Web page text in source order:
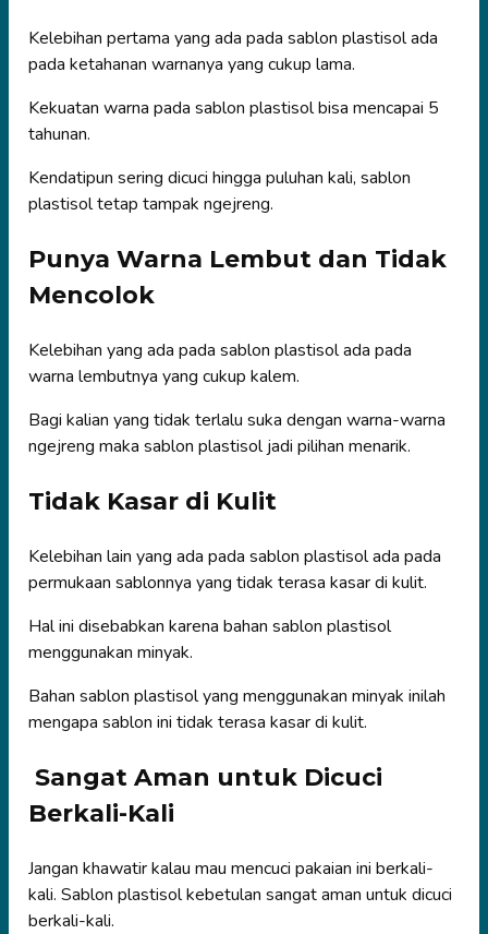
Kelebihan pertama yang ada pada sablon plastisol ada
pada ketahanan warnanya yang cukup lama.
Kekuatan warna pada sablon plastisol bisa mencapai 5
tahunan.
Kendatipun sering dicuci hingga puluhan kali, sablon
plastisol tetap tampak ngejreng.
Punya Warna Lembut dan Tidak
Mencolok
Kelebihan yang ada pada sablon plastisol ada pada
warna lembutnya yang cukup kalem.
Bagi kalian yang tidak terlalu suka dengan warna-warna
ngejreng maka sablon plastisol jadi pilihan menarik.
Tidak Kasar di Kulit
Kelebihan lain yang ada pada sablon plastisol ada pada
permukaan sablonnya yang tidak terasa kasar di kulit.
Hal ini disebabkan karena bahan sablon plastisol
menggunakan minyak.
Bahan sablon plastisol yang menggunakan minyak inilah
mengapa sablon ini tidak terasa kasar di kulit.
Sangat Aman untuk Dicuci
Berkali-Kali
Jangan khawatir kalau mau mencuci pakaian ini berkali-
kali. Sablon plastisol kebetulan sangat aman untuk dicuci
berkali-kali.